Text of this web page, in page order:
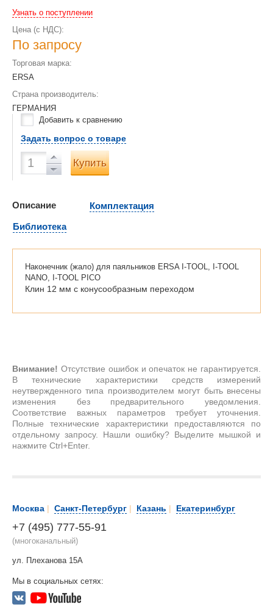
Узнать о поступлении
Цена (с НДС):
По запросу
Торговая марка:
ERSA
Страна производитель:
ГЕРМАНИЯ
Добавить к сравнению
Задать вопрос о товаре
Купить
Описание
Комплектация
Библиотека
Наконечник (жало) для паяльников ERSA I-TOOL, I-TOOL
NANO, I-TOOL PICO
Клин 12 мм с конусообразным переходом
Внимание! Отсутствие ошибок и опечаток не гарантируется.
В технические характеристики средств измерений
неутвержденного типа производителем могут быть внесены
изменения без предварительного уведомления.
Соответствие важных параметров требует уточнения.
Полные технические характеристики предоставляются по
отдельному запросу. Нашли ошибку? Выделите мышкой и
нажмите Ctrl+Enter.
Москва | Санкт-Петербург | Казань | Екатеринбург
+7 (495) 777-55-91
(многоканальный)
ул. Плеханова 15А
Мы в социальных сетях: